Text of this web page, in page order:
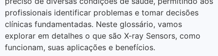
profissionais identificar problemas e tomar decisões
clínicas fundamentadas. Neste glossário, vamos
explorar em detalhes o que são X-ray Sensors, como
funcionam, suas aplicações e benefícios.